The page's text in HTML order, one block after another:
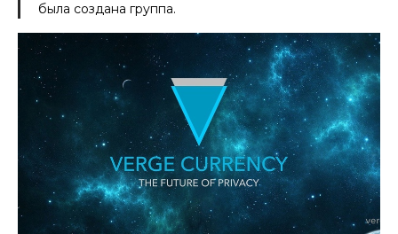
была создана группа.